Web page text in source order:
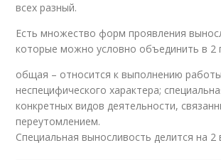
всех разный.
Есть множество форм проявления
которые можно условно объединить в 2
общая – относится к выполнению работы
неспецифического характера;
конкретных видов деятельности,
переутомлением.
Специальная выносливость делится на 2